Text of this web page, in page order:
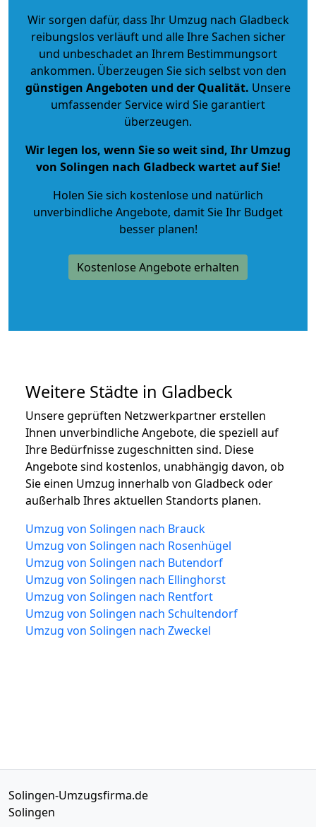
Wir sorgen dafür, dass Ihr Umzug nach Gladbeck
reibungslos verläuft und alle Ihre Sachen sicher
und unbeschadet an Ihrem Bestimmungsort
ankommen. Überzeugen Sie sich selbst von den
günstigen Angeboten und der Qualität. Unsere
umfassender Service wird Sie garantiert
überzeugen.
Wir legen los, wenn Sie so weit sind, Ihr Umzug
von Solingen nach Gladbeck wartet auf Sie!
Holen Sie sich kostenlose und natürlich
unverbindliche Angebote, damit Sie Ihr Budget
besser planen!
Kostenlose Angebote erhalten
Weitere Städte in Gladbeck
Unsere geprüften Netzwerkpartner erstellen
Ihnen unverbindliche Angebote, die speziell auf
Ihre Bedürfnisse zugeschnitten sind. Diese
Angebote sind kostenlos, unabhängig davon, ob
Sie einen Umzug innerhalb von Gladbeck oder
außerhalb Ihres aktuellen Standorts planen.
Umzug von Solingen nach Brauck
Umzug von Solingen nach Rosenhügel
Umzug von Solingen nach Butendorf
Umzug von Solingen nach Ellinghorst
Umzug von Solingen nach Rentfort
Umzug von Solingen nach Schultendorf
Umzug von Solingen nach Zweckel
Solingen-Umzugsfirma.de
Solingen